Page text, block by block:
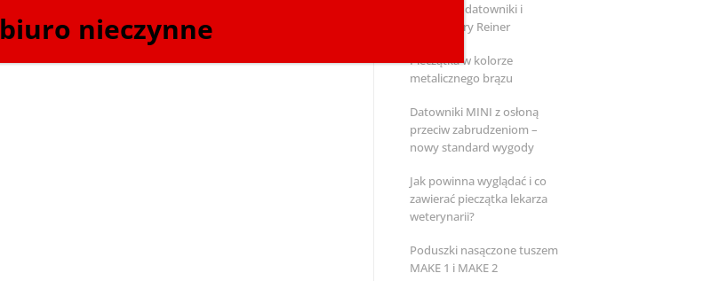
Metalowe datowniki i
numeratory Reiner
Pieczątka w kolorze
metalicznego brązu
Datowniki MINI z osłoną
przeciw zabrudzeniom –
nowy standard wygody
Jak powinna wyglądać i co
zawierać pieczątka lekarza
weterynarii?
Poduszki nasączone tuszem
MAKE 1 i MAKE 2
biuro nieczynne